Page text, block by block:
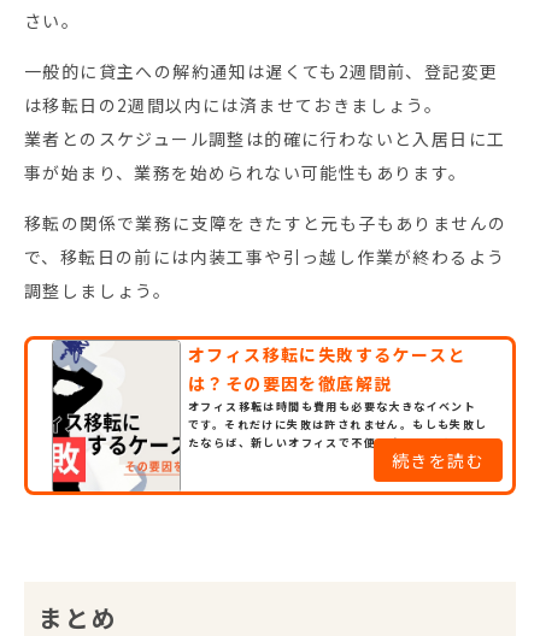
さい。
一般的に貸主への解約通知は遅くても2週間前、登記変更
は移転日の2週間以内には済ませておきましょう。
業者とのスケジュール調整は的確に行わないと入居日に工
事が始まり、業務を始められない可能性もあります。
移転の関係で業務に支障をきたすと元も子もありませんの
で、移転日の前には内装工事や引っ越し作業が終わるよう
調整しましょう。
オフィス移転に失敗するケースと
は？その要因を徹底解説
オフィス移転は時間も費用も必要な大きなイベント
です。それだけに失敗は許されません。もしも失敗し
たならば、新しいオフィスで不便を強いられるかも
知れません。しかし、総務担当者はオフィス移転の
経験が豊富でない場合もあります。また、建築関連に
ついても疎いかも知れません。さて、多くの成功事
続きを読む
まとめ